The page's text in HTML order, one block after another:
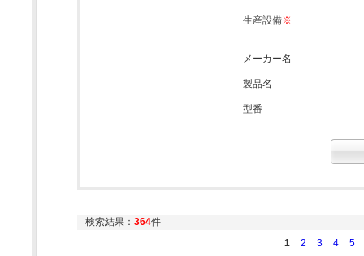
生産設備※
メーカー名
製品名
型番
検索結果： 364件
1
2 3 4 5